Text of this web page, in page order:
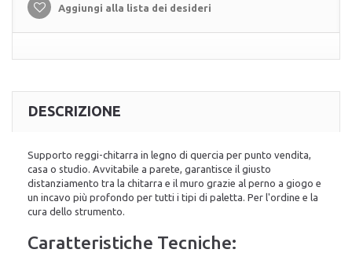
Aggiungi alla lista dei desideri
DESCRIZIONE
Supporto reggi-chitarra in legno di quercia per punto vendita,
casa o studio. Avvitabile a parete, garantisce il giusto
distanziamento tra la chitarra e il muro grazie al perno a giogo e
un incavo più profondo per tutti i tipi di paletta. Per l'ordine e la
cura dello strumento.
Caratteristiche Tecniche: